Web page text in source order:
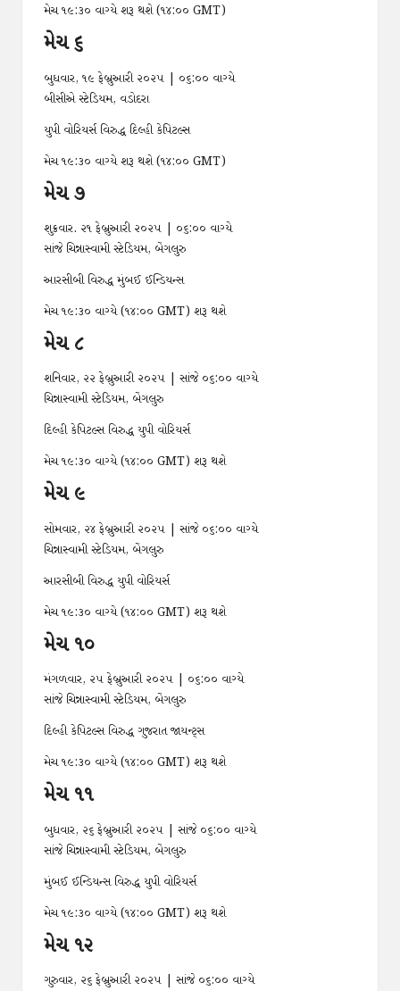
મેચ ૧૯:૩૦ વાગ્યે શરૂ થશે (૧૪:૦૦ GMT)
મેચ ૬
બુધવાર, ૧૯ ફેબ્રુઆરી ૨૦૨૫ | ૦૬:૦૦ વાગ્યે
બીસીએ સ્ટેડિયમ, વડોદરા
યુપી વોરિયર્સ વિરુદ્ધ દિલ્હી કેપિટલ્સ
મેચ ૧૯:૩૦ વાગ્યે શરૂ થશે (૧૪:૦૦ GMT)
મેચ ૭
શુક્રવાર. ૨૧ ફેબ્રુઆરી ૨૦૨૫ | ૦૬:૦૦ વાગ્યે
સાંજે ચિન્નાસ્વામી સ્ટેડિયમ, બેંગલુરુ
આરસીબી વિરુદ્ધ મુંબઈ ઈન્ડિયન્સ
મેચ ૧૯:૩૦ વાગ્યે (૧૪:૦૦ GMT) શરૂ થશે
મેચ ૮
શનિવાર, ૨૨ ફેબ્રુઆરી ૨૦૨૫ | સાંજે ૦૬:૦૦ વાગ્યે
ચિન્નાસ્વામી સ્ટેડિયમ, બેંગલુરુ
દિલ્હી કેપિટલ્સ વિરુદ્ધ યુપી વોરિયર્સ
મેચ ૧૯:૩૦ વાગ્યે (૧૪:૦૦ GMT) શરૂ થશે
મેચ ૯
સોમવાર, ૨૪ ફેબ્રુઆરી ૨૦૨૫ | સાંજે ૦૬:૦૦ વાગ્યે
ચિન્નાસ્વામી સ્ટેડિયમ, બેંગલુરુ
આરસીબી વિરુદ્ધ યુપી વોરિયર્સ
મેચ ૧૯:૩૦ વાગ્યે (૧૪:૦૦ GMT) શરૂ થશે
મેચ ૧૦
મંગળવાર, ૨૫ ફેબ્રુઆરી ૨૦૨૫ | ૦૬:૦૦ વાગ્યે
સાંજે ચિન્નાસ્વામી સ્ટેડિયમ, બેંગલુરુ
દિલ્હી કેપિટલ્સ વિરુદ્ધ ગુજરાત જાયન્ટ્સ
મેચ ૧૯:૩૦ વાગ્યે (૧૪:૦૦ GMT) શરૂ થશે
મેચ ૧૧
બુધવાર, ૨૬ ફેબ્રુઆરી ૨૦૨૫ | સાંજે ૦૬:૦૦ વાગ્યે
સાંજે ચિન્નાસ્વામી સ્ટેડિયમ, બેંગલુરુ
મુંબઈ ઈન્ડિયન્સ વિરુદ્ધ યુપી વોરિયર્સ
મેચ ૧૯:૩૦ વાગ્યે (૧૪:૦૦ GMT) શરૂ થશે
મેચ ૧૨
ગુરુવાર, ૨૬ ફેબ્રુઆરી ૨૦૨૫ | સાંજે ૦૬:૦૦ વાગ્યે